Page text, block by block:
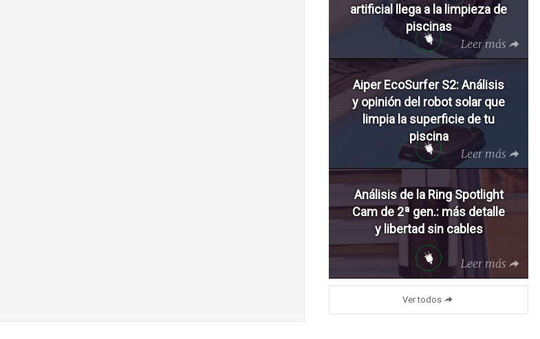
artificial llega a la limpieza de
piscinas
Leer más
Aiper EcoSurfer S2: Análisis
y opinión del robot solar que
limpia la superficie de tu
piscina
Leer más
Análisis de la Ring Spotlight
Cam de 2ª gen.: más detalle
y libertad sin cables
Leer más
Ver todos